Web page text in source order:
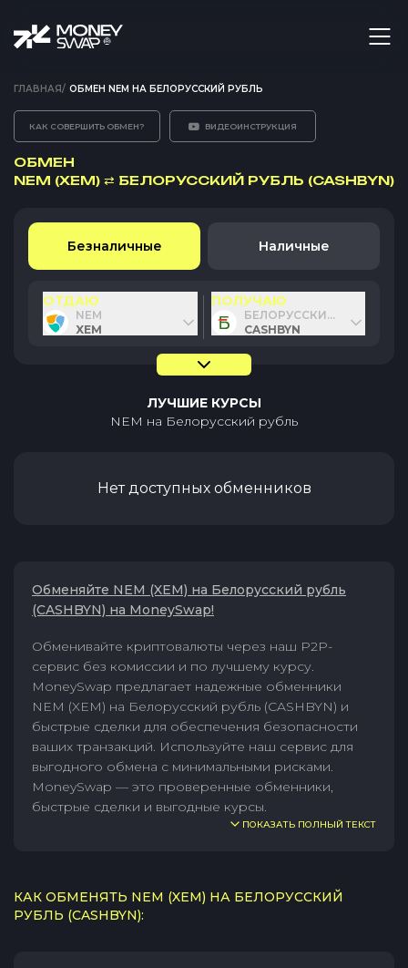
ГЛАВНАЯ/ ОБМЕН NEM НА БЕЛОРУССКИЙ РУБЛЬ
КАК СОВЕРШИТЬ ОБМЕН? ВИДЕОИНСТРУКЦИЯ
ОБМЕН
NEM (XEM) ⇄ БЕЛОРУССКИЙ РУБЛЬ (CASHBYN)
Безналичные Наличные
ОТДАЮ
NEM
XEM
ПОЛУЧАЮ
БЕЛОРУССКИЙ РУБЛЬ
CASHBYN
ЛУЧШИЕ КУРСЫ
NEM на Белорусский рубль
Нет доступных обменников
Обменяйте NEM (XEM) на Белорусский рубль
(CASHBYN) на MoneySwap!
Обменивайте криптовалюты через наш P2P-
сервис без комиссии и по лучшему курсу.
MoneySwap предлагает надежные обменники
NEM (XEM) на Белорусский рубль (CASHBYN) и
быстрые сделки для обеспечения безопасности
ваших транзакций. Используйте наш сервис для
выгодного обмена с минимальными рисками.
MoneySwap — это проверенные обменники,
быстрые сделки и выгодные курсы.
ПОКАЗАТЬ ПОЛНЫЙ ТЕКСТ
КАК ОБМЕНЯТЬ NEM (XEM) НА БЕЛОРУССКИЙ
РУБЛЬ (CASHBYN):